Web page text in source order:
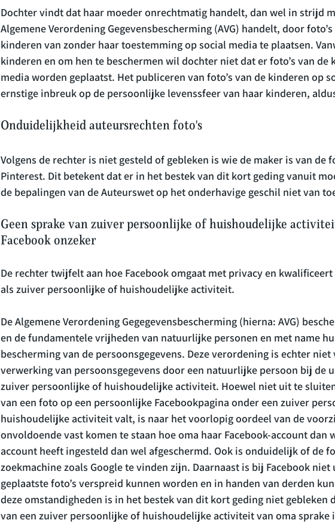
Dochter vindt dat haar moeder onrechtmatig handelt, dan wel in strijd
Algemene Verordening Gegevensbescherming (AVG) handelt, door
kinderen van zonder haar toestemming op social media te plaatsen.
kinderen en om hen te beschermen wil dochter niet dat er foto’s van de
media worden geplaatst. Het publiceren van foto’s van de kinderen op
Onduidelijkheid auteursrechten foto's
Volgens de rechter is niet gesteld of gebleken is wie de maker is van de
Pinterest. Dit betekent dat er in het bestek van dit kort geding vanuit
Geen sprake van zuiver persoonlijke of huishoudelijke
Facebook onzeker
De rechter twijfelt aan hoe Facebook omgaat met privacy en
als zuiver persoonlijke of huishoudelijke activiteit.
De Algemene Verordening Gegegevensbescherming (hierna: AVG)
en de fundamentele vrijheden van natuurlijke personen en met name
bescherming van de persoonsgegevens. Deze verordening is echter
verwerking van persoonsgegevens door een natuurlijke persoon bij de
zuiver persoonlijke of huishoudelijke activiteit. Hoewel niet uit te
van een foto op een persoonlijke Facebookpagina onder een zuiver
huishoudelijke activiteit valt, is naar het voorlopig oordeel van de
onvoldoende vast komen te staan hoe oma haar Facebook-account dan
account heeft ingesteld dan wel afgeschermd. Ook is onduidelijk of de
zoekmachine zoals Google te vinden zijn. Daarnaast is bij Facebook
geplaatste foto’s verspreid kunnen worden en in handen van derden
deze omstandigheden is in het bestek van dit kort geding niet gebleken
van een zuiver persoonlijke of huishoudelijke activiteit van oma sprake